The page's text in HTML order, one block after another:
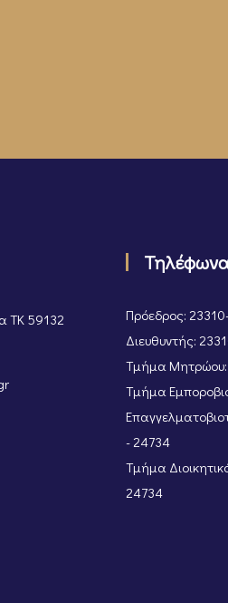
ΤΚ 59132
Πρόεδρος:
Διευθυντής:
Τμήμα Μητρώου:
Τμήμα
- 24734
Τμήμα
24734